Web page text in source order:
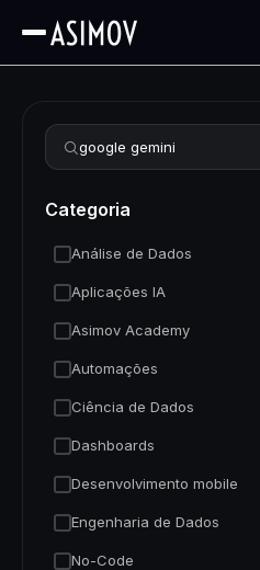
Refinar busca
Categoria
Análise de Dados
Aplicações IA
Asimov Academy
Automações
Ciência de Dados
Dashboards
Desenvolvimento mobile
Engenharia de Dados
No-Code